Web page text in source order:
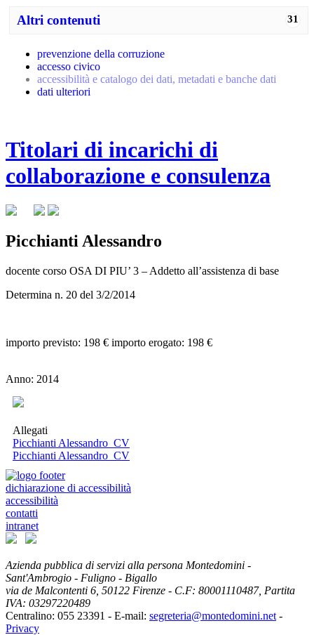
31
Altri contenuti
prevenzione della corruzione
accesso civico
accessibilità e catalogo dei dati, metadati e banche dati
dati ulteriori
Titolari di incarichi di
collaborazione e consulenza
Picchianti Alessandro
docente corso OSA DI PIU’ 3 – Addetto all’assistenza di base
Determina n. 20 del 3/2/2014
importo previsto: 198 € importo erogato: 198 €
Anno: 2014
Allegati
Picchianti Alessandro_CV
Picchianti Alessandro_CV
dichiarazione di accessibilità
accessibilità
contatti
intranet
Azienda pubblica di servizi alla persona Montedomini -
Sant'Ambrogio - Fuligno - Bigallo
via de Malcontenti 6, 50122 Firenze - C.F: 80001110487, Partita
IVA: 03297220489
Centralino: 055 23391 - E-mail: segreteria@montedomini.net -
Privacy